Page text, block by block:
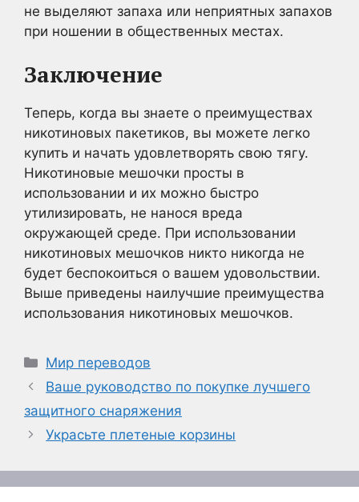
не выделяют запаха или неприятных запахов
при ношении в общественных местах.
Заключение
Теперь, когда вы знаете о преимуществах
никотиновых пакетиков, вы можете легко
купить и начать удовлетворять свою тягу.
Никотиновые мешочки просты в
использовании и их можно быстро
утилизировать, не нанося вреда
окружающей среде. При использовании
никотиновых мешочков никто никогда не
будет беспокоиться о вашем удовольствии.
Выше приведены наилучшие преимущества
использования никотиновых мешочков.
Рубрики
Мир переводов
Ваше руководство по покупке лучшего
защитного снаряжения
Украсьте плетеные корзины